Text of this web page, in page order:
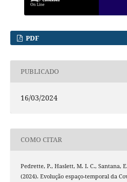
PDF
PUBLICADO
16/03/2024
COMO CITAR
Pedrette, P., Haslett, M. I. C., Santana,
(2024). Evolução espaço-temporal da